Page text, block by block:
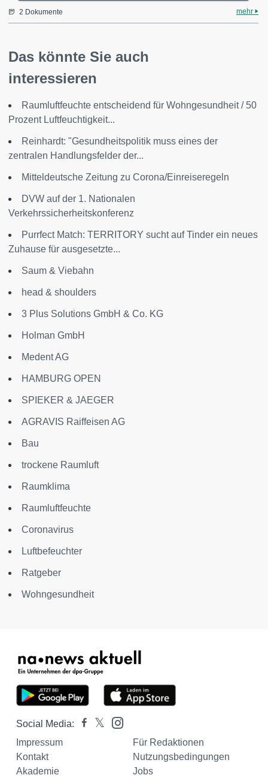
2 Dokumente mehr
Das könnte Sie auch
interessieren
Raumluftfeuchte entscheidend für Wohngesundheit / 50
Prozent Luftfeuchtigkeit...
Reinhardt: "Gesundheitspolitik muss eines der
zentralen Handlungsfelder der...
Mitteldeutsche Zeitung zu Corona/Einreiseregeln
DVW auf der 1. Nationalen
Verkehrssicherheitskonferenz
Purrfect Match: TERRITORY sucht auf Tinder ein neues
Zuhause für ausgesetzte...
Saum & Viebahn
head & shoulders
3 Plus Solutions GmbH & Co. KG
Holman GmbH
Medent AG
HAMBURG OPEN
SPIEKER & JAEGER
AGRAVIS Raiffeisen AG
Bau
trockene Raumluft
Raumklima
Raumluftfeuchte
Coronavirus
Luftbefeuchter
Ratgeber
Wohngesundheit
Social Media:
Impressum
Für Redaktionen
Kontakt
Nutzungsbedingungen
Akademie
Jobs